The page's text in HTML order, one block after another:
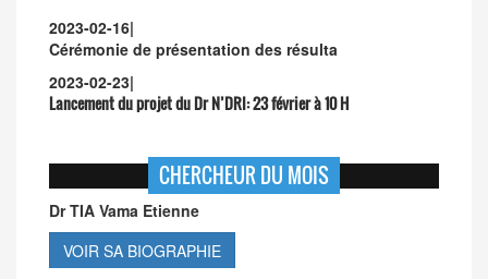
2023-02-16|
Cérémonie de présentation des résulta
2023-02-23|
Lancement du projet du Dr N’DRI:23 février à 10 H
CHERCHEUR DU MOIS
Dr TIA Vama Etienne
VOIR SA BIOGRAPHIE